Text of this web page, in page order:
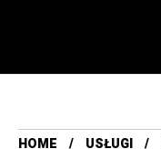
HOME USŁUGI